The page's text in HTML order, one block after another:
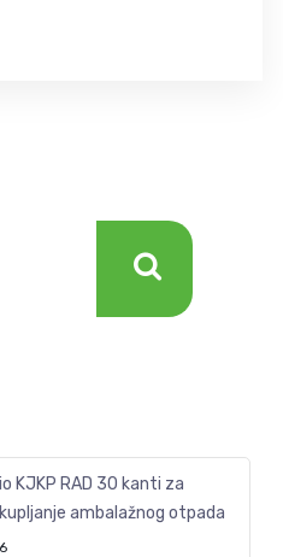
KJKP RAD 30 kanti za
ambalažnog otpada